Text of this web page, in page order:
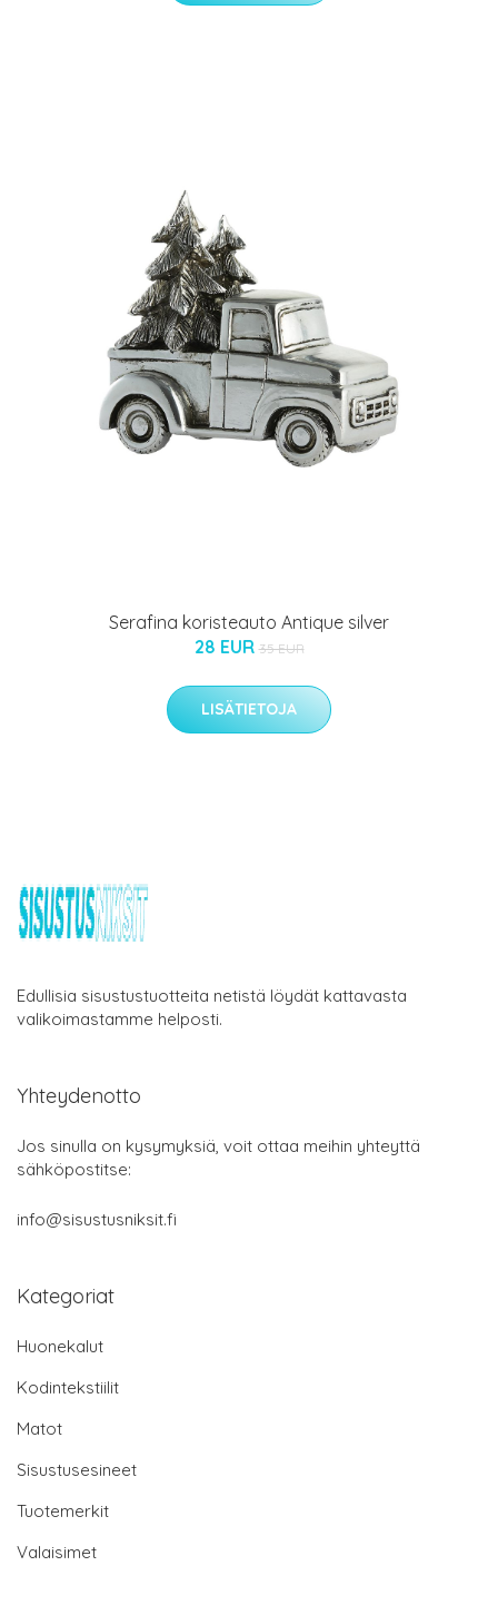
Serafina koristeauto Antique silver
28 EUR 35 EUR
LISÄTIETOJA
Edullisia sisustustuotteita netistä löydät kattavasta
valikoimastamme helposti.
Yhteydenotto
Jos sinulla on kysymyksiä, voit ottaa meihin yhteyttä
sähköpostitse:
info@sisustusniksit.fi
Kategoriat
Huonekalut
Kodintekstiilit
Matot
Sisustusesineet
Tuotemerkit
Valaisimet